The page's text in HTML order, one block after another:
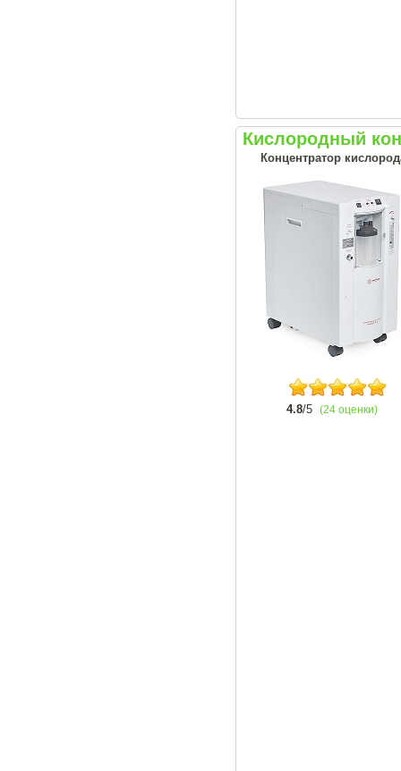
Кислородный
Концентратор
4.8/5 (24 оценки)